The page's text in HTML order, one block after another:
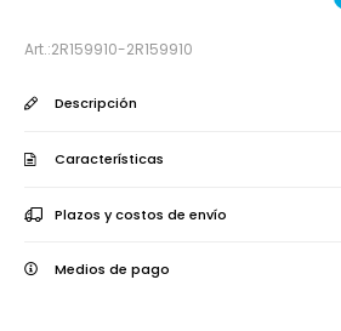
2R159910-2R159910
Descripción
Características
Plazos y costos de envío
Medios de pago